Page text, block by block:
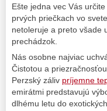
Ešte jedna vec Vás
prvých priečkach vo
netoleruje a preto všade
prechádzok.
Nás osobne najviac
Čistotou a
Perzský záliv príjemne
emirátmi predstavujú
dlhému letu do